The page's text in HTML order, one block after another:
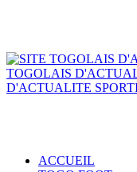
TOGOLAIS
D'ACTUALITE
ACCUEIL